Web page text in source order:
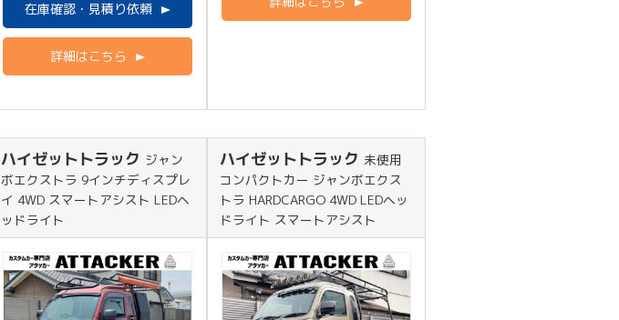
在庫確認・見積り依頼
詳細はこちら
ハイゼットトラック ジャン
ボエクストラ 9インチディスプレ
イ 4WD スマートアシスト LEDヘ
ッドライト
ハイゼットトラック 未使用
コンパクトカー ジャンボエクス
トラ HARDCARGO 4WD LEDヘッ
ドライト スマートアシスト